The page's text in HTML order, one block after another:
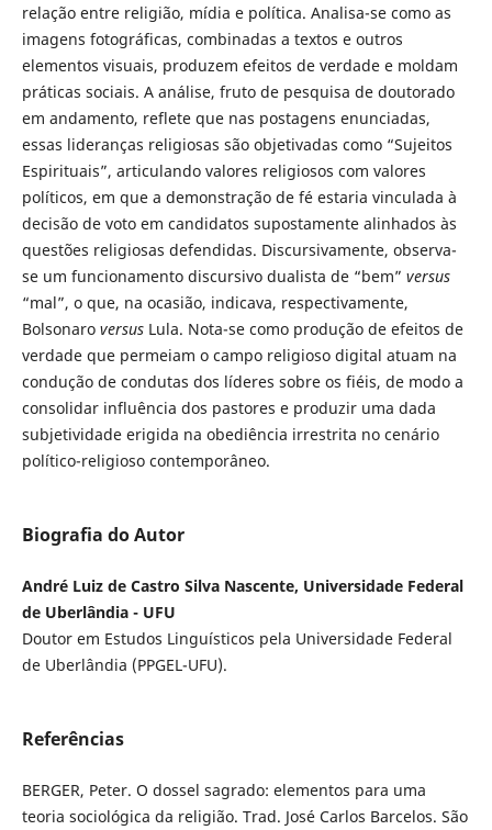
relação entre religião, mídia e política. Analisa-se como as
imagens fotográficas, combinadas a textos e outros
elementos visuais, produzem efeitos de verdade e moldam
práticas sociais. A análise, fruto de pesquisa de doutorado
em andamento, reflete que nas postagens enunciadas,
essas lideranças religiosas são objetivadas como “Sujeitos
Espirituais”, articulando valores religiosos com valores
políticos, em que a demonstração de fé estaria vinculada à
decisão de voto em candidatos supostamente alinhados às
questões religiosas defendidas. Discursivamente, observa-
se um funcionamento discursivo dualista de “bem” versus
“mal”, o que, na ocasião, indicava, respectivamente,
Bolsonaro versus Lula. Nota-se como produção de efeitos de
verdade que permeiam o campo religioso digital atuam na
condução de condutas dos líderes sobre os fiéis, de modo a
consolidar influência dos pastores e produzir uma dada
subjetividade erigida na obediência irrestrita no cenário
político-religioso contemporâneo.
Biografia do Autor
André Luiz de Castro Silva Nascente, Universidade Federal
de Uberlândia - UFU
Doutor em Estudos Linguísticos pela Universidade Federal
de Uberlândia (PPGEL-UFU).
Referências
BERGER, Peter. O dossel sagrado: elementos para uma
teoria sociológica da religião. Trad. José Carlos Barcelos. São